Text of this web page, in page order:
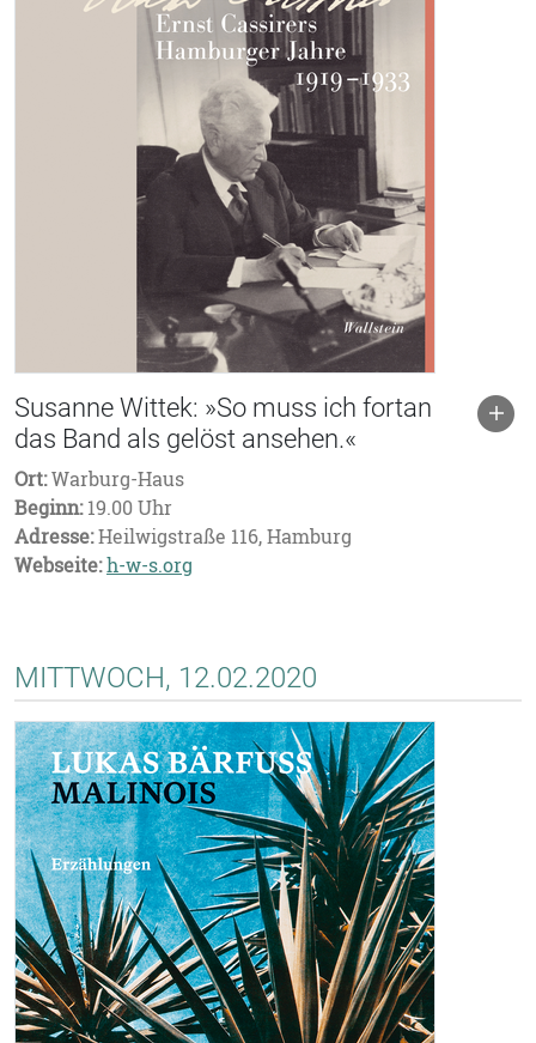
Susanne Wittek: »So muss ich fortan
das Band als gelöst ansehen.«
Ort:Warburg-Haus
Beginn:19.00 Uhr
Adresse:Heilwigstraße 116, Hamburg
Webseite:h-w-s.org
MITTWOCH, 12.02.2020